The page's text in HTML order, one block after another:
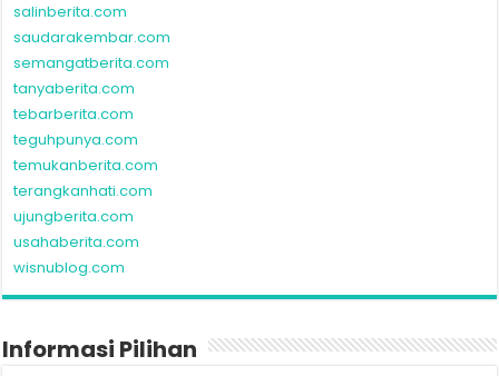
salinberita.com
saudarakembar.com
semangatberita.com
tanyaberita.com
tebarberita.com
teguhpunya.com
temukanberita.com
terangkanhati.com
ujungberita.com
usahaberita.com
wisnublog.com
Informasi Pilihan